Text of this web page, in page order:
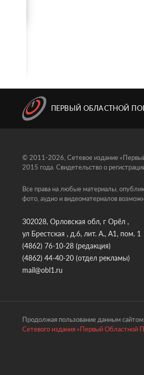
ПЕРВЫЙ ОБЛАСТНОЙ
© 2011-2026, Сетевое издание
2015 года. Свидетельство о
Все права на любые материалы,
фото, аудио и видеоматериалов
302028, Орловская обл, г Орёл ,
ул Брестская , д.6, лит. А., А1, пом. 1
(4862) 76-10-28 (редакция)
(4862) 44-40-20 (отдел рекламы)
mail@obl1.ru
Продолжая пользование данным
Сетевого издания «Первый Областной